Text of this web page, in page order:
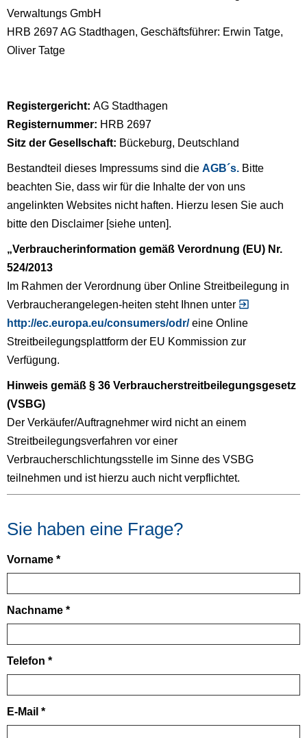
Verwaltungs GmbH
HRB 2697 AG Stadthagen, Geschäftsführer: Erwin Tatge,
Oliver Tatge
Registergericht: AG Stadthagen
Registernummer: HRB 2697
Sitz der Gesellschaft: Bückeburg, Deutschland
Bestandteil dieses Impressums sind die AGB´s. Bitte
beachten Sie, dass wir für die Inhalte der von uns
angelinkten Websites nicht haften. Hierzu lesen Sie auch
bitte den Disclaimer [siehe unten].
„Verbraucherinformation gemäß Verordnung (EU) Nr.
524/2013
Im Rahmen der Verordnung über Online Streitbeilegung in
Verbraucherangelegen-heiten steht Ihnen unter
http://ec.europa.eu/consumers/odr/eine Online
Streitbeilegungsplattform der EU Kommission zur
Verfügung.
Hinweis gemäß § 36 Verbraucherstreitbeilegungsgesetz
(VSBG)
Der Verkäufer/Auftragnehmer wird nicht an einem
Streitbeilegungsverfahren vor einer
Verbraucherschlichtungsstelle im Sinne des VSBG
teilnehmen und ist hierzu auch nicht verpflichtet.
Sie haben eine Frage?
Vorname *
Nachname *
Telefon *
E-Mail *